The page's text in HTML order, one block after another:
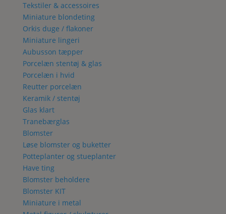
Tekstiler & accessoires
Miniature blondeting
Orkis duge / flakoner
Miniature lingeri
Aubusson tæpper
Porcelæn stentøj & glas
Porcelæn i hvid
Reutter porcelæn
Keramik / stentøj
Glas klart
Tranebærglas
Blomster
Løse blomster og buketter
Potteplanter og stueplanter
Have ting
Blomster beholdere
Blomster KIT
Miniature i metal